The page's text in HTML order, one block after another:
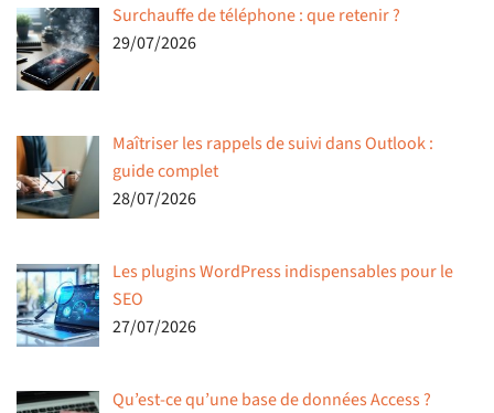
Surchauffe de téléphone : que retenir ?
29/07/2026
Maîtriser les rappels de suivi dans Outlook :
guide complet
28/07/2026
Les plugins WordPress indispensables pour le
SEO
27/07/2026
Qu’est-ce qu’une base de données Access ?